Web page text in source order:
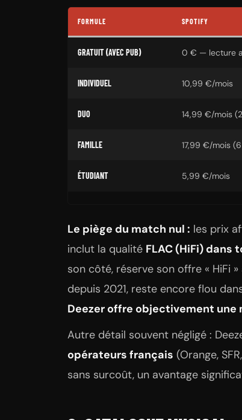
FORMULE SPOTIFY
GRATUIT (AVEC PUB) 0 € — lecture
INDIVIDUEL 10,99 €/mois
DUO 14,99 €/mois
FAMILLE 17,99 €/mois
ÉTUDIANT 5,99 €/mois
Le piège du match nul : les prix
inclut la qualité FLAC (HiFi) dans
son côté, réserve son offre « HiFi
depuis 2021, reste encore flou
Deezer offre objectivement une
Autre détail souvent négligé :
opérateurs français (Orange,
sans surcoût, un avantage